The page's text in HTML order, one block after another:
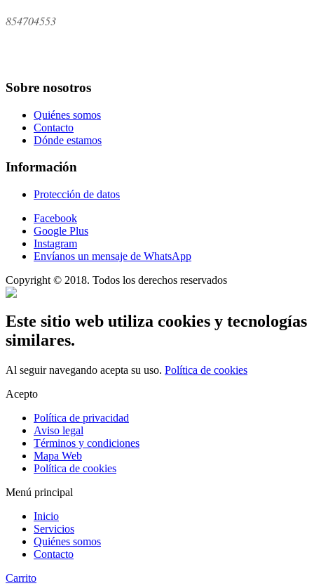
854704553
Sobre nosotros
Quiénes somos
Contacto
Dónde estamos
Información
Protección de datos
Facebook
Google Plus
Instagram
Envíanos un mensaje de WhatsApp
Copyright © 2018. Todos los derechos reservados
Este sitio web utiliza cookies y tecnologías
similares.
Al seguir navegando acepta su uso. Política de cookies
Acepto
Política de privacidad
Aviso legal
Términos y condiciones
Mapa Web
Política de cookies
Menú principal
Inicio
Servicios
Quiénes somos
Contacto
Carrito